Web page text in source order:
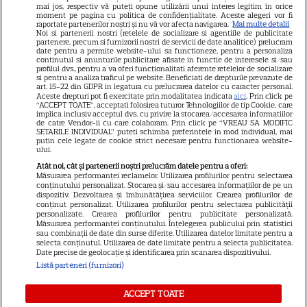
nu e tot! Surpriza uriașă din
declarația de avere! Da, scrie
negru pe alb! O cheamă…
Jorge, revoltat după ce și-a
găsit apartamentul de la mare
devastat. Ce au lăsat în urmă
turiștii este strigător la Cer
Fiul Deei și al lui Dinu Maxer a
intrat la un liceu de renume
din București. Andreas, admis
fără meditații, cu note maxime
mai jos, respectiv vă puteți opune utilizării unui interes legitim în orice
moment pe pagina cu politica de confidențialitate. Aceste alegeri vor fi
raportate partenerilor noștri și nu vă vor afecta navigarea. Mai multe detalii
Noi si partenerii nostri (retelele de socializare si agentiile de publicitate
partenere, precum si furnizorii nostri de servicii de date analitice) prelucram
date pentru a permite website-ului sa functioneze, pentru a personaliza
continutul si anunturile publicitare afisate in functie de interesele si/sau
profilul dvs., pentru a va oferi functionalitati aferente retelelor de socializare
si pentru a analiza traficul pe website. Beneficiati de drepturile prevazute de
art. 15-22 din GDPR in legatura cu prelucrarea datelor cu caracter personal.
Aceste drepturi pot fi exercitate prin modalitatea indicataaici. Prin click pe
“ACCEPT TOATE”, acceptati folosirea tuturor Tehnologiilor de tip Cookie, care
implica inclusiv acceptul dvs. cu privire la stocarea/accesarea informatiilor
de catre Vendor-ii cu care colaboram. Prin click pe “VREAU SA MODIFIC
SETARILE INDIVIDUAL” puteti schimba preferintele in mod individual, mai
putin cele legate de cookie strict necesare pentru functionarea website-
ului.
Atât noi, cât și partenerii noștri prelucrăm datele pentru a oferi:
Măsurarea performanței reclamelor. Utilizarea profilurilor pentru selectarea
conținutului personalizat. Stocarea și/sau accesarea informațiilor de pe un
dispozitiv. Dezvoltarea și îmbunătățirea serviciilor. Crearea profilurilor de
conținut personalizat. Utilizarea profilurilor pentru selectarea publicității
personalizate. Crearea profilurilor pentru publicitate personalizată.
Măsurarea performanței conținutului. Înțelegerea publicului prin statistici
sau combinații de date din surse diferite. Utilizarea datelor limitate pentru a
selecta conținutul. Utilizarea de date limitate pentru a selecta publicitatea.
Date precise de geolocație și identificarea prin scanarea dispozitivului.
Listă parteneri (furnizori)
ACCEPT TOATE